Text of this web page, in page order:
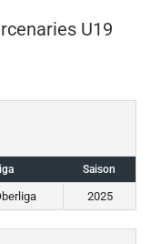
U19
Saison
2025